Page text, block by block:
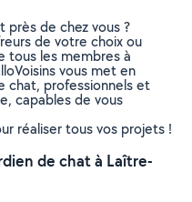
près de chez vous ?
de votre choix ou
tous les membres à
vous met en
chat, professionnels et
capables de vous
réaliser tous vos projets !
de chat à Laître-